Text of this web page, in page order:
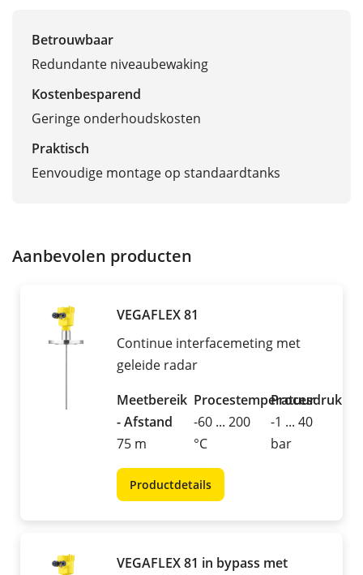
Betrouwbaar
Redundante niveaubewaking
Kostenbesparend
Geringe onderhoudskosten
Praktisch
Eenvoudige montage op standaardtanks
Aanbevolen producten
VEGAFLEX 81
Continue interfacemeting met
geleide radar
Meetbereik
- Afstand
75 m
Procestemperatuur
-60 ... 200
°C
Procesdruk
-1 ... 40
bar
Productdetails
VEGAFLEX 81 in bypass met